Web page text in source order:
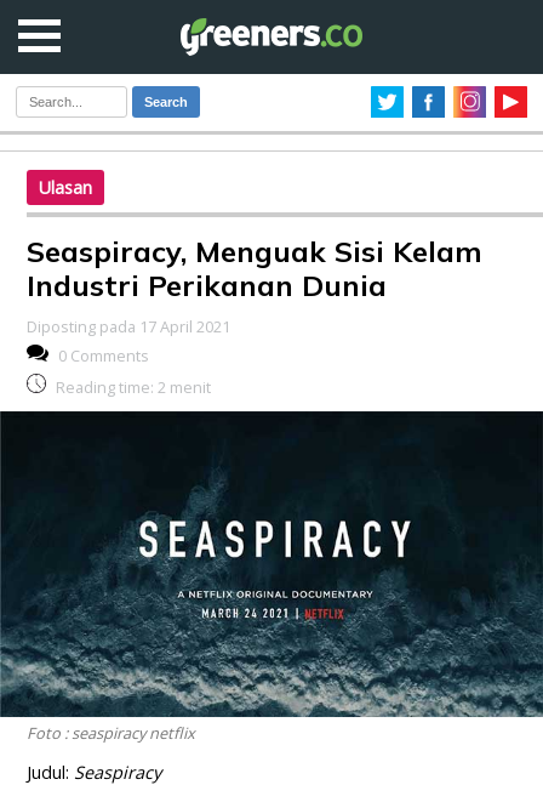
Search
Ulasan
Seaspiracy, Menguak Sisi Kelam
Industri Perikanan Dunia
Diposting pada 17 April 2021
0 Comments
Reading time: 2 menit
Foto : seaspiracy netflix
Judul: Seaspiracy